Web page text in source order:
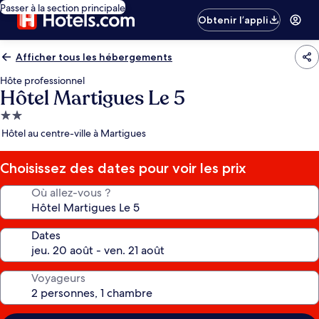
Passer à la section principale
Obtenir l’appli
Afficher tous les hébergements
Hôte professionnel
Hôtel Martigues Le 5
Hébergement
2.0 étoiles
Hôtel au centre-ville à Martigues
Choisissez des dates pour voir les prix
Où allez-vous ?
Dates
Voyageurs